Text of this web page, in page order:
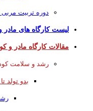
دوره تربیت
لیست کارگاه های مادر
مقالات کارگاه مادر و
رشد و سلامت
بدو تولد تا 1 سالگی